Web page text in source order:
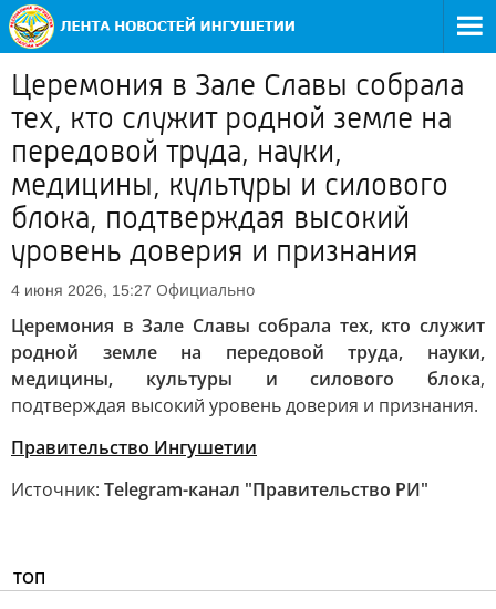
Церемония в Зале Славы собрала
тех, кто служит родной земле на
передовой труда, науки,
медицины, культуры и силового
блока, подтверждая высокий
уровень доверия и признания
4 июня 2026, 15:27 Официально
Церемония в Зале Славы собрала тех, кто служит
родной земле на передовой труда, науки,
медицины, культуры и силового блока,
подтверждая высокий уровень доверия и признания.
Правительство Ингушетии
Источник: Telegram-канал "Правительство РИ"
ТОП